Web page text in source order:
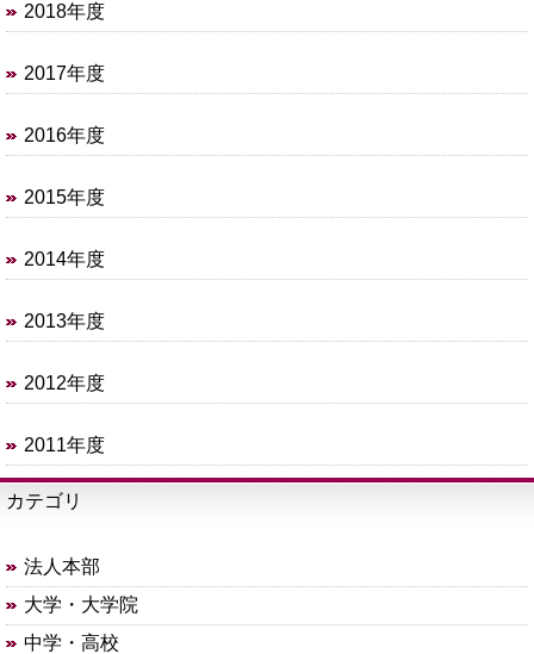
2018年度
2017年度
2016年度
2015年度
2014年度
2013年度
2012年度
2011年度
カテゴリ
法人本部
大学・大学院
中学・高校